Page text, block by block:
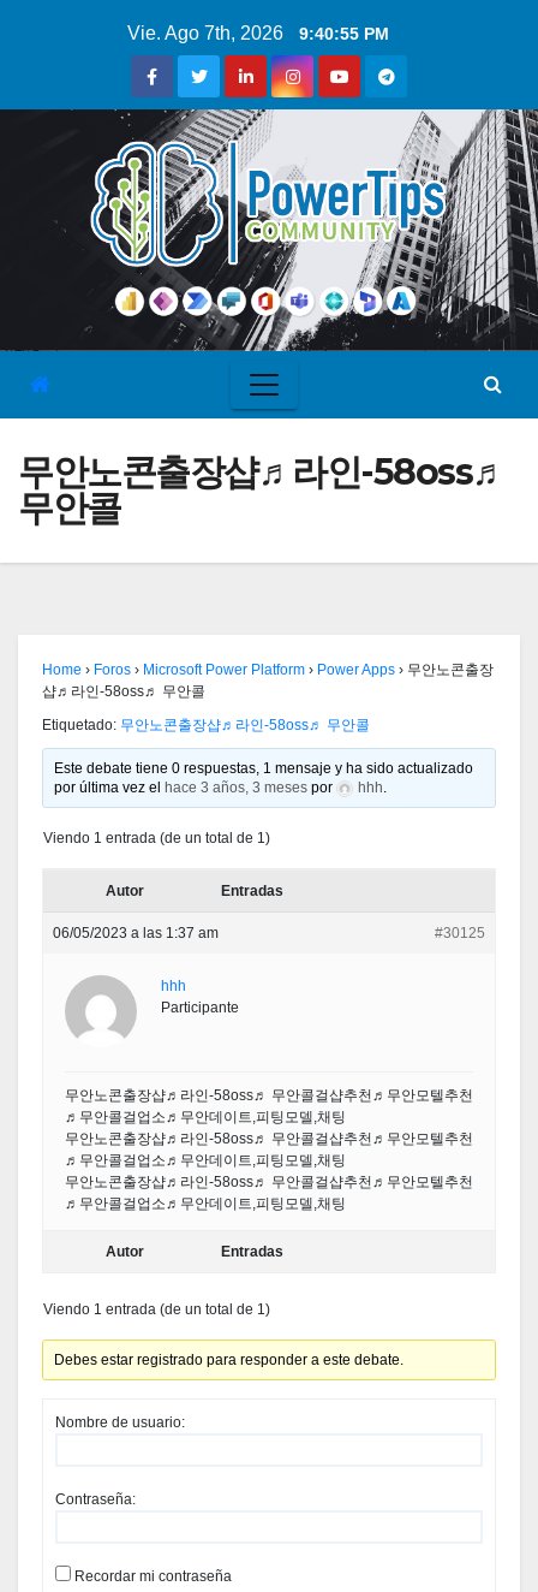
Vie. Ago 7th, 2026 9:40:56 PM
무안노콘출장샵♬라인-58oss♬
무안콜
Home › Foros › Microsoft Power Platform › Power Apps › 무안노콘출장
샵♬라인-58oss♬ 무안콜
Etiquetado: 무안노콘출장샵♬라인-58oss♬ 무안콜
Este debate tiene 0 respuestas, 1 mensaje y ha sido actualizado
por última vez el
hace 3 años, 3 meses por hhh.
Viendo 1 entrada (de un total de 1)
Autor Entradas
06/05/2023 a las 1:37 am #30125
hhh
Participante
무안노콘출장샵♬라인-58oss♬ 무안콜걸샵추천♬무안모텔추천
♬무안콜걸업소♬무안데이트,피팅모델,채팅
무안노콘출장샵♬라인-58oss♬ 무안콜걸샵추천♬무안모텔추천
♬무안콜걸업소♬무안데이트,피팅모델,채팅
무안노콘출장샵♬라인-58oss♬ 무안콜걸샵추천♬무안모텔추천
♬무안콜걸업소♬무안데이트,피팅모델,채팅
Autor Entradas
Viendo 1 entrada (de un total de 1)
Debes estar registrado para responder a este debate.
Nombre de usuario:
Contraseña:
Recordar mi contraseña